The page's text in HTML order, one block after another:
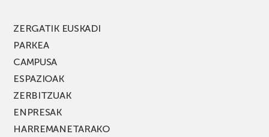
ZERGATIK EUSKADI
PARKEA
CAMPUSA
ESPAZIOAK
ZERBITZUAK
ENPRESAK
HARREMANETARAKO